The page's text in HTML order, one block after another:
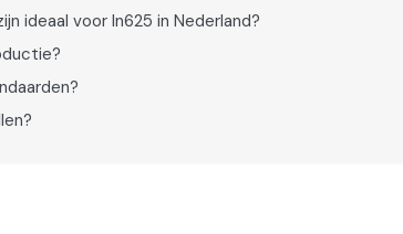
ideaal voor In625 in Nederland?